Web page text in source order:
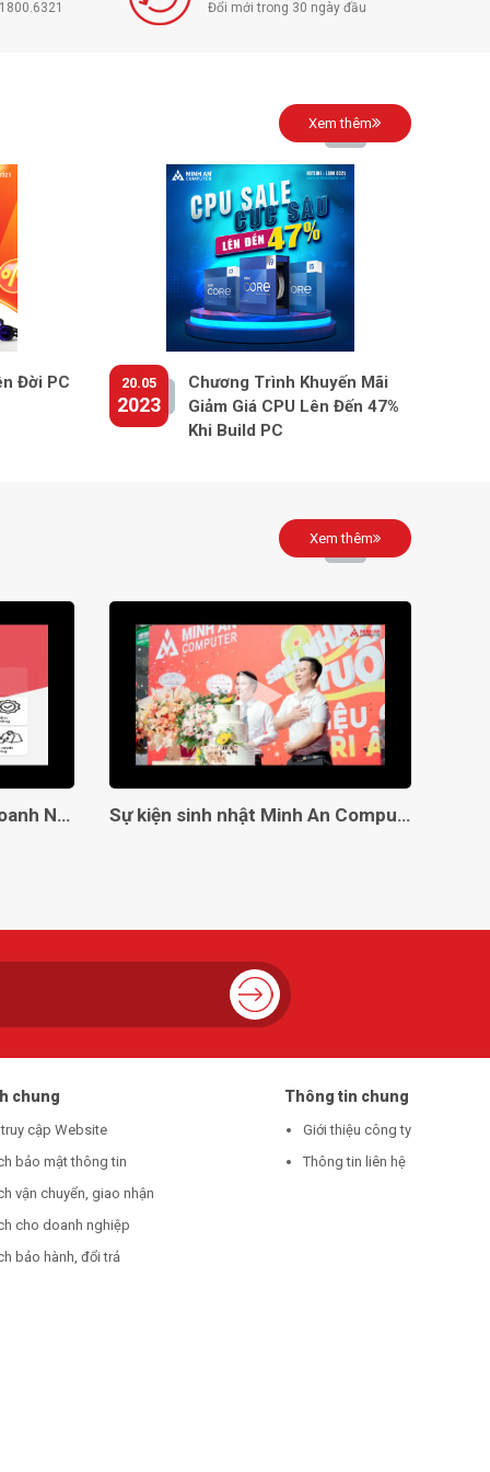
Đổi mới trong 30 ngày đầu
Xem thêm
Đời PC 20.05
2023
Chương Trình Khuyến Mãi
Giảm Giá CPU Lên Đến 47%
Khi Build PC
Xem thêm
Giải Pháp Toàn Diện Cho Doanh Nghiệp Với Minh An Computer! Sự kiện sinh nhật Minh An Computer 8 tuổi
chung
cập Website
bảo mật thông tin
vận chuyển, giao nhận
cho doanh nghiệp
bảo hành, đổi trả
Thông tin chung
Giới thiệu công ty
Thông tin liên hệ